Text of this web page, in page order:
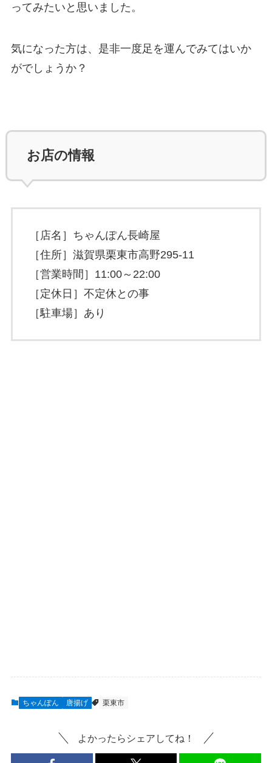
ってみたいと思いました。
気になった方は、是非一度足を運んでみてはいか
がでしょうか？
お店の情報
［店名］ちゃんぽん長崎屋
［住所］滋賀県栗東市高野295-11
［営業時間］11:00～22:00
［定休日］不定休との事
［駐車場］あり
ちゃんぽん 唐揚げ 栗東市
よかったらシェアしてね！